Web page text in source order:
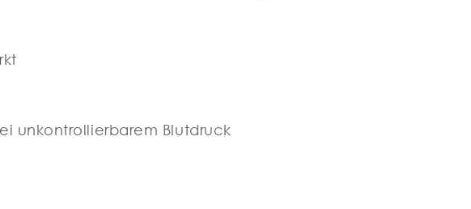
unkontrollierbarem Blutdruck